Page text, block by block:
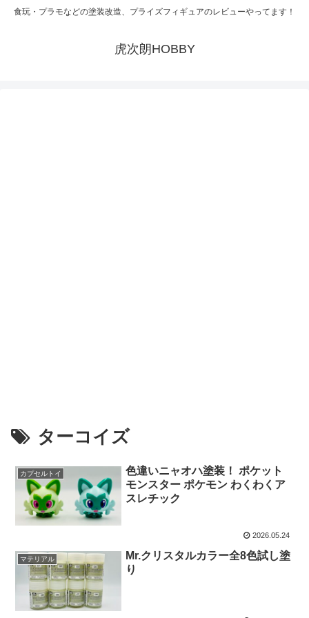
食玩・プラモなどの塗装改造、プライズフィギュアのレビューやってます！
虎次朗HOBBY
ターコイズ
カプセルトイ
色違いニャオハ塗装！ ポケット
モンスター ポケモン わくわくア
スレチック
2026.05.24
マテリアル
Mr.クリスタルカラー全8色試し塗
り